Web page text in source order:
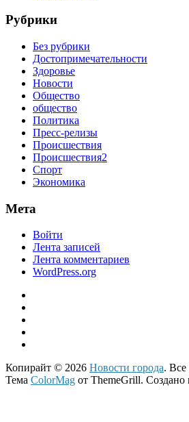
Рубрики
Без рубрики
Достопримечательности
Здоровье
Новости
Общество
общество
Политика
Пресс-релизы
Происшествия
Происшествия2
Спорт
Экономика
Мета
Войти
Лента записей
Лента комментариев
WordPress.org
Копирайт © 2026 Новости города.
Тема ColorMag от ThemeGrill. Создано